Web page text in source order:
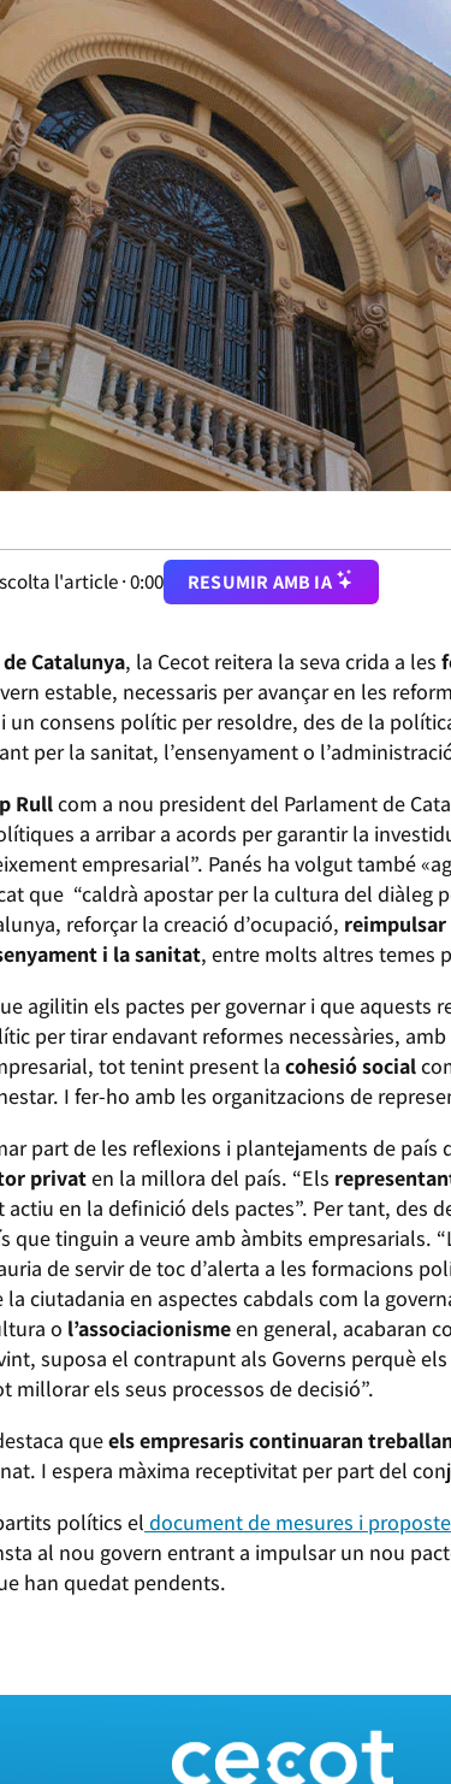
l'article ·0:00 RESUMIR AMB IA
Catalunya, la Cecot reitera la seva crida a les
estable, necessaris per avançar en les
un consens polític per resoldre, des de la
per la sanitat, l’ensenyament o
Rullcom a nou president del Parlament de
a arribar a acords per garantir la
empresarial”. Panés ha volgut també
que “caldrà apostar per la cultura del diàleg
reforçar la creació d’ocupació,
i la sanitat, entre molts altres temes
agilitin els pactes per governar i que aquests
per tirar endavant reformes necessàries,
tot tenint present la cohesió social
I fer-ho amb les organitzacions de
part de les reflexions i plantejaments de país
privaten la millora del país. “Els
en la definició dels pactes”. Per tant, des
que tinguin a veure amb àmbits empresarials.
de servir de toc d’alerta a les formacions
la ciutadania en aspectes cabdals com la
o l’associacionismeen general, acabaran
suposa el contrapunt als Governs perquè
els seus processos de decisió”.
queels empresaris continuaran
I espera màxima receptivitat per part del
polítics el document de mesures i
al nou govern entrant a impulsar un nou
han quedat pendents.